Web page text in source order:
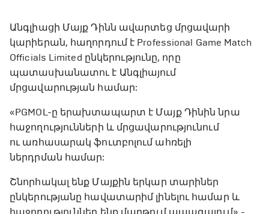
Անգլիացի Մայք Դինն ավարտեց մրցավարի
կարիերան, հաղորդում է Professional Game Match
Officials Limited ընկերությունը, որը
պատասխանատու է Անգլիայում
մրցավարության համար:
«PGMOL-ը երախտապարտ է Մայք Դինին նրա
հաջողությունների և մրցավարությունում
ու առհասարակ ֆուտբոլում ահռելի
ներդրման համար:
Շնորհակալ ենք Մայքին երկար տարիներ
ընկերությանը հավատարիմ լինելու համար և